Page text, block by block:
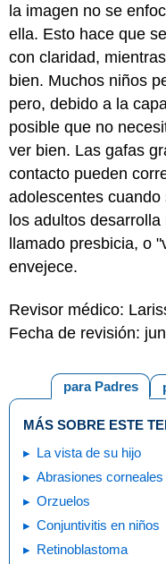
la imagen no se
ella. Esto hace que
con claridad,
bien. Muchos niños
pero, debido a la
posible que no
ver bien. Las gafas
contacto pueden
adolescentes
los adultos
llamado presbicia, o
envejece.
Revisor médico:
Fecha de revisión:
para Padres
MÁS SOBRE ESTE
La vista de su hijo
Abrasiones corneales
Orzuelos
Conjuntivitis en niños
Retinoblastoma